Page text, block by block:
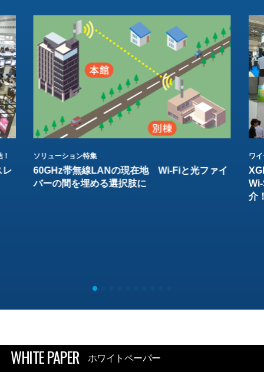
レ
ソリューション特集
60GHz帯無線LANの現在地 Wi-Fiと光ファイ
バーの間を埋める選択肢に
ワ
介
WHITE PAPER ホワイトペーパー